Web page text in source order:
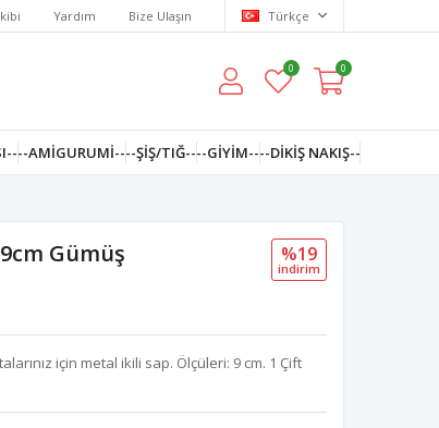
Yardım Bize Ulaşın Türkçe
0 0
--AMIGURUMI----ŞİŞ/TIĞ----GIYIM----DIKIŞ NAKIŞ--
Gümüş %19
i̇ndi̇ri̇m
için metal ikili sap. Ölçüleri: 9 cm. 1 Çift